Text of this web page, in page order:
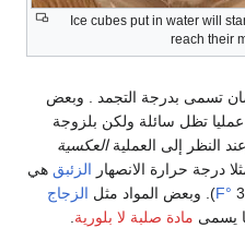
Ice cubes put in water will
reach their
تسمى بدرجة التجمد . وبعض
عمليا تظل سائلة ولكن بلزوجة
النظر إلى العمليةالعكسية
درجة حرارة الانصهار الزئبق هي
°F ). وبعض المواد مثل الزجاج
يسمى مادة صلبة لا بلورية